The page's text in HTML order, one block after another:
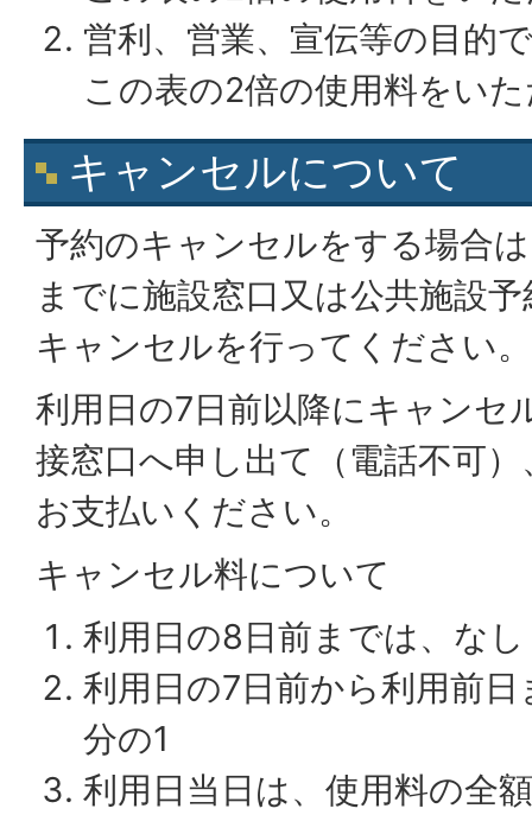
営利、営業、宣伝等の目的
この表の2倍の使用料をい
キャンセルについて
予約のキャンセルをする場合
までに施設窓口又は公共施設
キャンセルを行ってください。
利用日の7日前以降にキャンセ
接窓口へ申し出て（電話不可
お支払いください。
キャンセル料について
利用日の8日前までは、なし
利用日の7日前から利用前
分の1
利用日当日は、使用料の全額